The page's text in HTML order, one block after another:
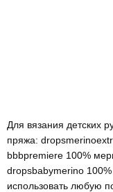
Для вязания детских
пряжа:
bbbpremiere 100%
dropsbabymerino
использовать любую